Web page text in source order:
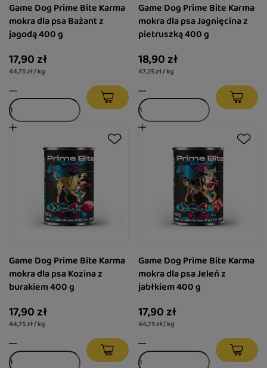
Game Dog Prime Bite Karma
mokra dla psa Bażant z
jagodą 400 g
17,90 zł
44,75 zł / kg
Game Dog Prime Bite Karma
mokra dla psa Jagnięcina z
pietruszką 400 g
18,90 zł
47,25 zł / kg
Game Dog Prime Bite Karma
mokra dla psa Kozina z
burakiem 400 g
17,90 zł
44,75 zł / kg
Game Dog Prime Bite Karma
mokra dla psa Jeleń z
jabłkiem 400 g
17,90 zł
44,75 zł / kg